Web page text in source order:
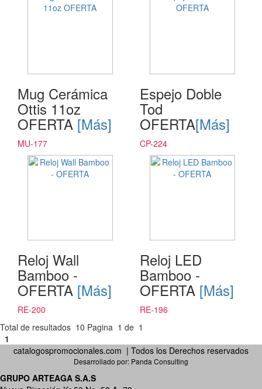
Mug Cerámica
Ottis 11oz
OFERTA [Más]
MU-177
Espejo Doble
Tod
OFERTA[Más]
CP-224
Reloj Wall
Bamboo -
OFERTA [Más]
RE-200
Reloj LED
Bamboo -
OFERTA [Más]
RE-196
Total de resultados 10 Pagina 1 de 1
1
catalogospromocionales.com | Todos los Derechos reservados
Desarrollado por: Panda Consulting
GRUPO ARTEAGA S.A.S